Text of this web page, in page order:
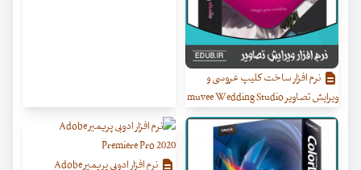
نرم افزار ساخت کلیپ عروسی و
ویرایش تصاویر muvee Wedding Studio
نرم افزار ادوبی پریمیر Adobe